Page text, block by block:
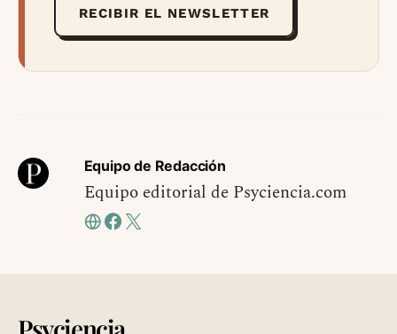
RECIBIR EL NEWSLETTER
Equipo de Redacción
Equipo editorial de Psyciencia.com